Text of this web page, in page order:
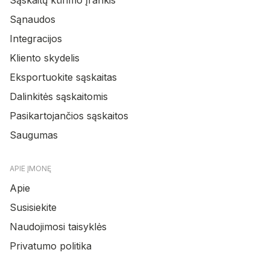
Sąnaudos
Integracijos
Kliento skydelis
Eksportuokite sąskaitas
Dalinkitės sąskaitomis
Pasikartojančios sąskaitos
Saugumas
APIE ĮMONĘ
Apie
Susisiekite
Naudojimosi taisyklės
Privatumo politika